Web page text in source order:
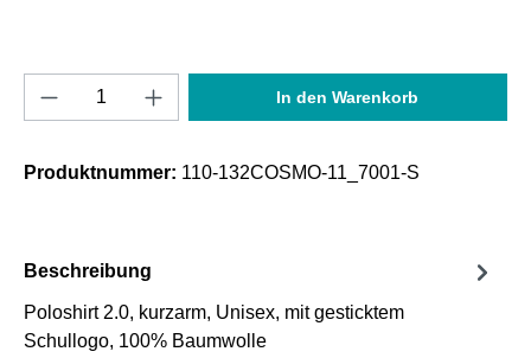
Produkt Anzahl: Gib den gewünschten
In den Warenkorb
Produktnummer: 110-132COSMO-11_7001-S
Beschreibung
Poloshirt 2.0, kurzarm, Unisex, mit gesticktem
Schullogo, 100% Baumwolle